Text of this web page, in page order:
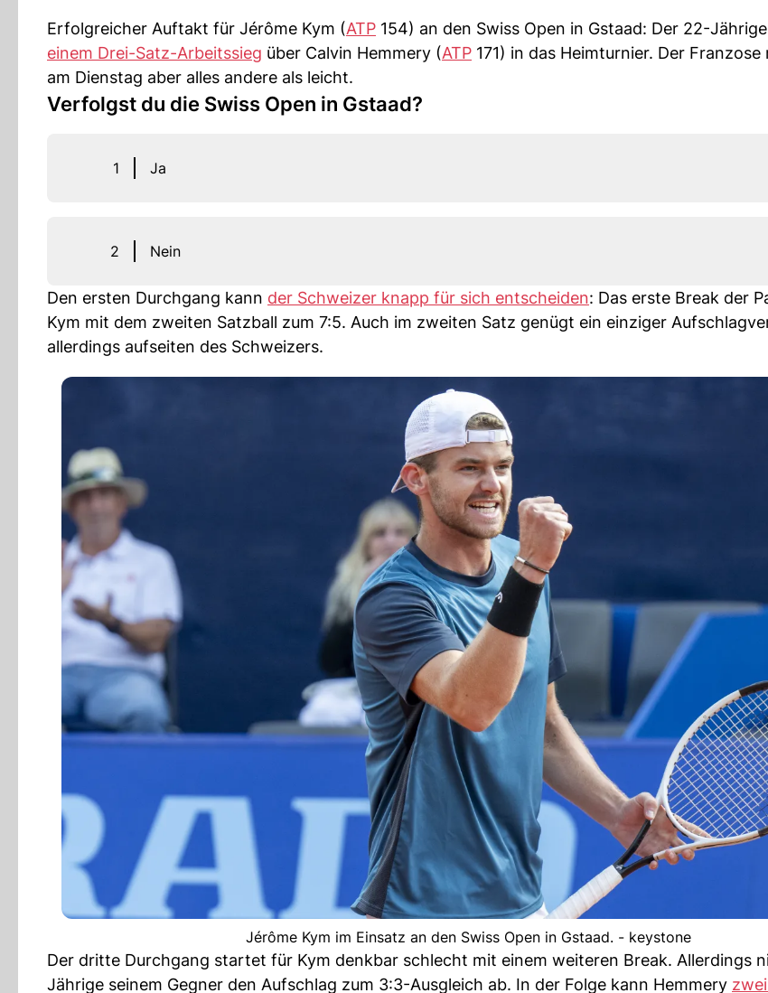
Erfolgreicher Auftakt für Jérôme Kym (ATP 154) an den Swiss Open in Gstaad: Der 22-Jährige
einem Drei-Satz-Arbeitssieg über Calvin Hemmery (ATP 171) in das Heimturnier. Der Franzose
am Dienstag aber alles andere als leicht.
Verfolgst du die Swiss Open in Gstaad?
1 Ja
2 Nein
Den ersten Durchgang kann der Schweizer knapp für sich entscheiden: Das erste Break der
Kym mit dem zweiten Satzball zum 7:5. Auch im zweiten Satz genügt ein einziger
allerdings aufseiten des Schweizers.
Jérôme Kym im Einsatz an den Swiss Open in Gstaad. - keystone
Der dritte Durchgang startet für Kym denkbar schlecht mit einem weiteren Break. Allerdings
Jährige seinem Gegner den Aufschlag zum 3:3-Ausgleich ab. In der Folge kann Hemmery